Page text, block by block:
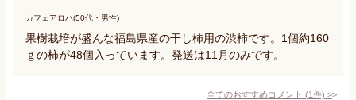
カフェアロハ(50代・男性)
果樹栽培が盛んな福島県産の干し柿用の渋柿です。1個約160
ｇの柿が48個入っています。発送は11月のみです。
全てのおすすめコメント (1件) >